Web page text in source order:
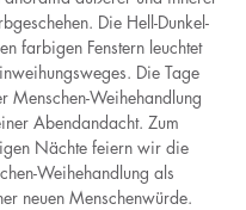
Die Hell-Dunkel-
farbigen Fenstern leuchtet
Die Tage
Menschen-Weihehandlung
Abendandacht. Zum
Nächte feiern wir die
Weihehandlung als
neuen Menschenwürde.